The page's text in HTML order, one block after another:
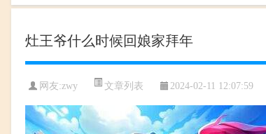
灶王爷什么时候回娘家拜年
网友:zwy 文章列表 2024-02-11 12:07:59